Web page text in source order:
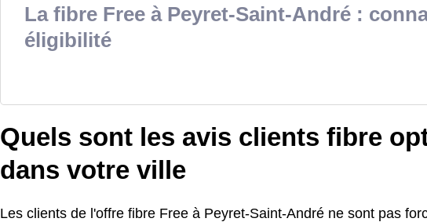
La fibre Free à Peyret-Saint-André :
éligibilité
Quels sont les avis clients fibre
dans votre ville
Les clients de l'offre fibre Free à Peyret-Saint-André ne sont pas